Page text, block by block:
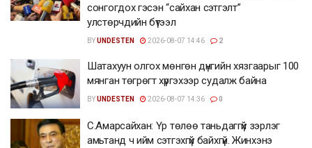
сонгогдох гэсэн “сайхан сэтгэлт”
улстөрчдийн бүтээл
BYUNDESTEN 2026-08-07 14:46 2
Шатахуун олгох мөнгөн дүнгийн хязгаарыг 100
мянган төгрөгт хүргэхээр судалж байна
BYUNDESTEN 2026-08-07 14:36 0
С.Амарсайхан: Үр төлөө таньдаггүй зэрлэг
амьтанд ч ийм сэтгэхгүй байхгүй. Жинхэнэ